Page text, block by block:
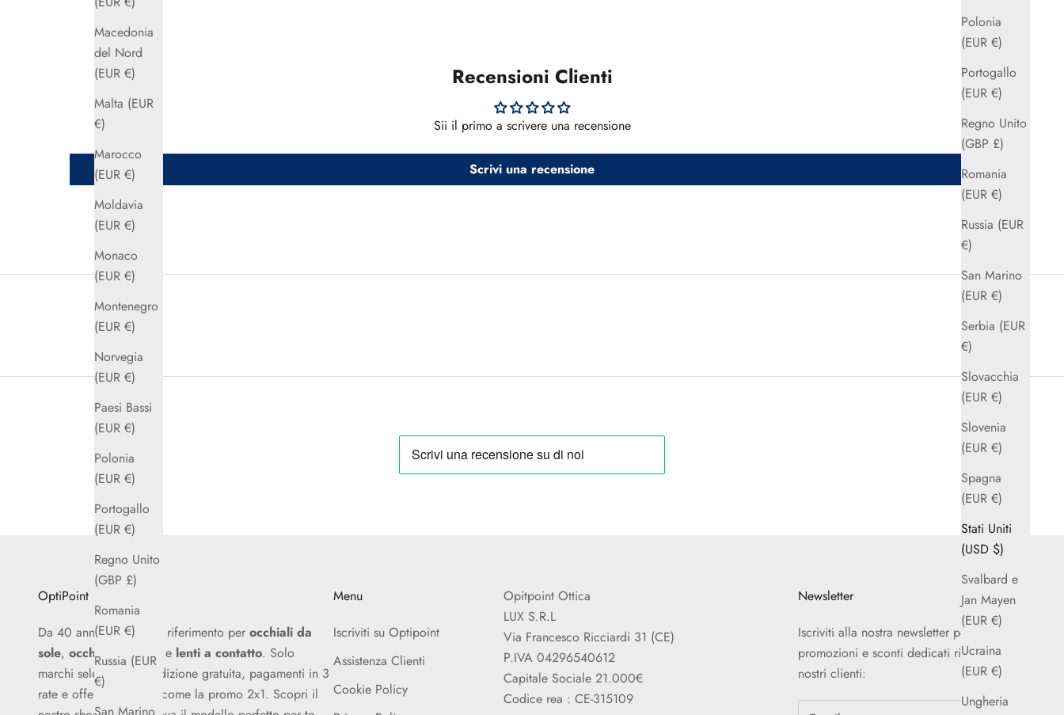
Polonia
(EUR €)
Portogallo
(EUR €)
Regno Unito
(GBP £)
Romania
(EUR €)
Russia (EUR
€)
San Marino
(EUR €)
Serbia (EUR
€)
Slovacchia
(EUR €)
Slovenia
(EUR €)
Spagna
(EUR €)
Stati Uniti
(USD $)
Svalbard e
Jan Mayen
(EUR €)
Ucraina
(EUR €)
Ungheria
Macedonia
del Nord
(EUR €)
Malta (EUR
€)
Marocco
(EUR €)
Moldavia
(EUR €)
Monaco
(EUR €)
Montenegro
(EUR €)
Norvegia
(EUR €)
Paesi Bassi
(EUR €)
Polonia
(EUR €)
Portogallo
(EUR €)
Regno Unito
(GBP £)
Romania
(EUR €)
Russia (EUR
€)
Recensioni Clienti
Sii il primo a scrivere una recensione
Scrivi una recensione
OptiPoint
Da 40 anni un punto di riferimento per occhiali da
sole, occhiali da vista e lenti a contatto. Solo
marchi selezionati, spedizione gratuita, pagamenti in 3
rate e offerte esclusive come la promo 2x1. Scopri il
Menu
Iscriviti su Optipoint
Assistenza Clienti
Cookie Policy
Opitpoint Ottica
LUX S.R.L
Via Francesco Ricciardi 31 (CE)
P.IVA 04296540612
Capitale Sociale 21.000€
Codice rea : CE-315109
Newsletter
Iscriviti alla nostra newsletter per ricevere
promozioni e sconti dedicati riservati ai
nostri clienti: